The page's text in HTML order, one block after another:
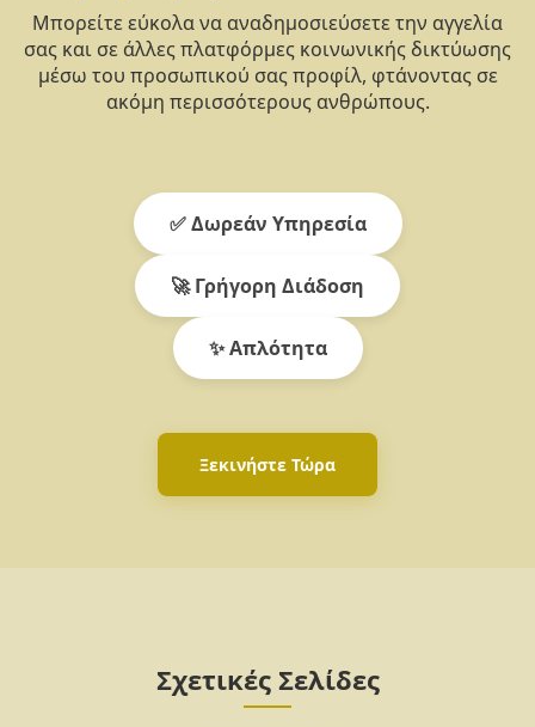
Μπορείτε εύκολα να αναδημοσιεύσετε την αγγελία
σας και σε άλλες πλατφόρμες κοινωνικής δικτύωσης
μέσω του προσωπικού σας προφίλ, φτάνοντας σε
ακόμη περισσότερους ανθρώπους.
✅ Δωρεάν Υπηρεσία
🚀 Γρήγορη Διάδοση
✨ Απλότητα
Ξεκινήστε Τώρα
Σχετικές Σελίδες